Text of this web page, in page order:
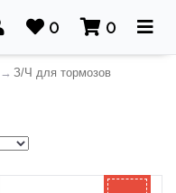
0 0
З/Ч для тормозов